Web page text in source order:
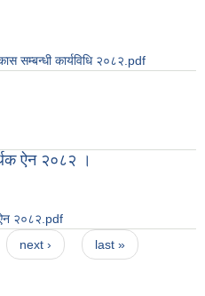
सम्बन्धी कार्यविधि २०८२.pdf
ऐन २०८२ ।
ऐन २०८२.pdf
next › last »